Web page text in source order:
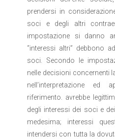
prendersi in
soci e degli altri
impostazione si danno
“interessi altri” debbono
soci. Secondo le
nelle decisioni concernenti
nell’interpretazione ed
riferimento. avrebbe
degli interessi dei soci e
medesima; interessi
intendersi con tutta la